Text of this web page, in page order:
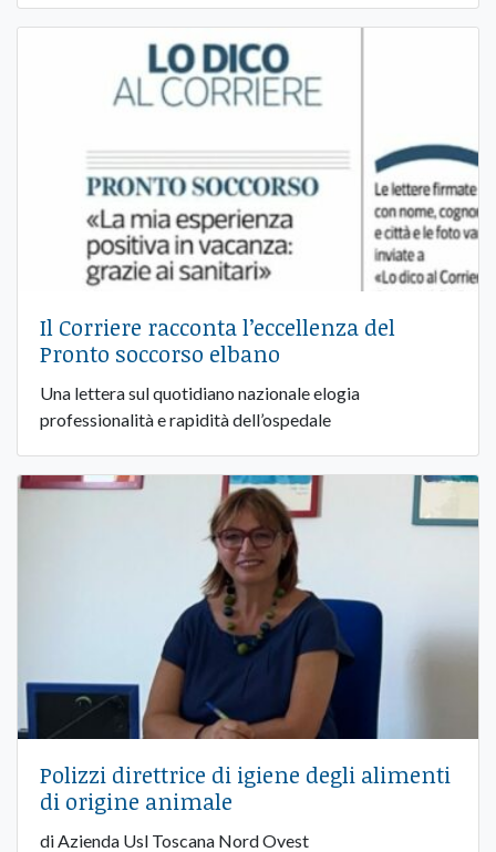
Il Corriere racconta l’eccellenza del
Pronto soccorso elbano
Una lettera sul quotidiano nazionale elogia
professionalità e rapidità dell’ospedale
Polizzi direttrice di igiene degli alimenti
di origine animale
di Azienda Usl Toscana Nord Ovest